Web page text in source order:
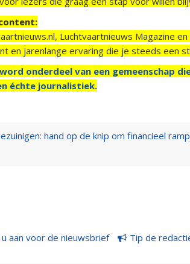
Luchtvaartnieuws Magazine
en jarenlange ervaring die je steeds een
onderdeel van een gemeenschap
échte journalistiek.
hand op de knip om financieel
aan voor de nieuwsbrief Tip de